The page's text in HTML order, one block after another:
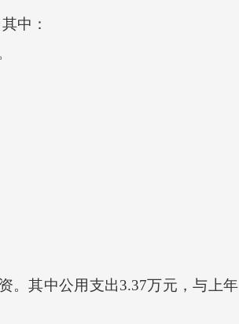
中：
其中公用支出3.37万元，与上年